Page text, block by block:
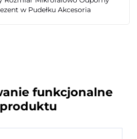
w Pudełku Akcesoria
funkcjonalne
produktu